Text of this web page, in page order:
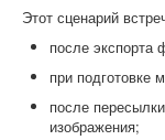
Этот сценарий
после экспорта
при подготовке
после
изображения;